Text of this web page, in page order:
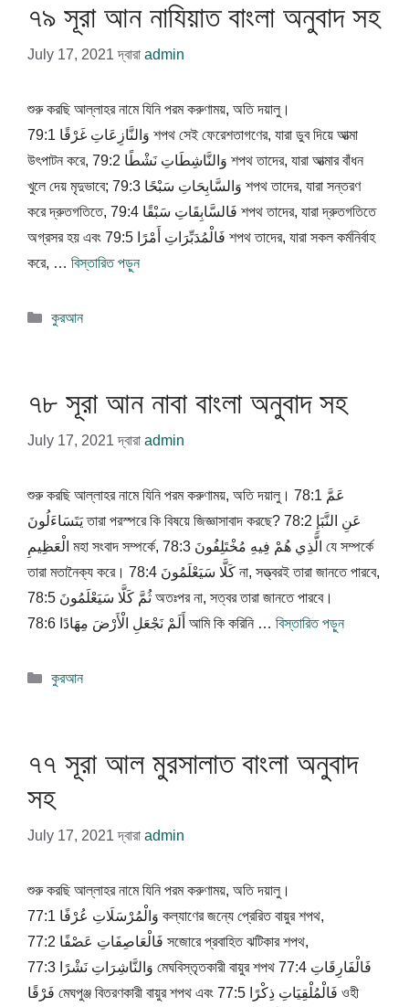
৭৯ সূরা আন নাযিয়াত বাংলা অনুবাদ সহ
July 17, 2021 দ্বারা admin
শুরু করছি আল্লাহর নামে যিনি পরম করুণাময়, অতি দয়ালু।
79:1 وَالنَّازِعَاتِ غَرْقًا শপথ সেই ফেরেশতাগণের, যারা ডুব দিয়ে আত্মা
উৎপাটন করে, 79:2 وَالنَّاشِطَاتِ نَشْطًا শপথ তাদের, যারা আত্মার বাঁধন
খুলে দেয় মৃদুভাবে; 79:3 وَالسَّابِحَاتِ سَبْحًا শপথ তাদের, যারা সন্তরণ
করে দ্রুতগতিতে, 79:4 فَالسَّابِقَاتِ سَبْقًا শপথ তাদের, যারা দ্রুতগতিতে
অগ্রসর হয় এবং 79:5 فَالْمُدَبِّرَاتِ أَمْرًا শপথ তাদের, যারা সকল কর্মনির্বাহ
করে, … বিস্তারিত পড়ুন
বিভাগ
কুরআন
৭৮ সূরা আন নাবা বাংলা অনুবাদ সহ
July 17, 2021 দ্বারা admin
শুরু করছি আল্লাহর নামে যিনি পরম করুণাময়, অতি দয়ালু। 78:1 عَمَّ
يَتَسَاءَلُونَ তারা পরস্পরে কি বিষয়ে জিজ্ঞাসাবাদ করছে? 78:2 عَنِ النَّبَإِ
الْعَظِيمِ মহা সংবাদ সম্পর্কে, 78:3 الَّذِي هُمْ فِيهِ مُخْتَلِفُونَ যে সম্পর্কে
তারা মতানৈক্য করে। 78:4 كَلَّا سَيَعْلَمُونَ না, সত্ত্বরই তারা জানতে পারবে,
78:5 ثُمَّ كَلَّا سَيَعْلَمُونَ অতঃপর না, সত্বর তারা জানতে পারবে।
78:6 أَلَمْ نَجْعَلِ الْأَرْضَ مِهَادًا আমি কি করিনি … বিস্তারিত পড়ুন
বিভাগ
কুরআন
৭৭ সূরা আল মুরসালাত বাংলা অনুবাদ
সহ
July 17, 2021 দ্বারা admin
শুরু করছি আল্লাহর নামে যিনি পরম করুণাময়, অতি দয়ালু।
77:1 وَالْمُرْسَلَاتِ عُرْفًا কল্যাণের জন্যে প্রেরিত বায়ুর শপথ,
77:2 فَالْعَاصِفَاتِ عَصْفًا সজোরে প্রবাহিত ঝটিকার শপথ,
77:3 وَالنَّاشِرَاتِ نَشْرًا মেঘবিস্তৃতকারী বায়ুর শপথ 77:4 فَالْفَارِقَاتِ
فَرْقًا মেঘপুঞ্জ বিতরণকারী বায়ুর শপথ এবং 77:5 فَالْمُلْقِيَاتِ ذِكْرًا ওহী